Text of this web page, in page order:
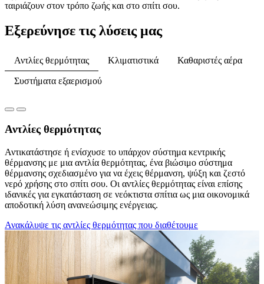
ταιριάζουν στον τρόπο ζωής και στο σπίτι σου.
Εξερεύνησε τις λύσεις μας
Αντλίες θερμότητας Κλιματιστικά Καθαριστές αέρα
Συστήματα εξαερισμού
Αντλίες θερμότητας
Αντικατάστησε ή ενίσχυσε το υπάρχον σύστημα κεντρικής
θέρμανσης με μια αντλία θερμότητας, ένα βιώσιμο σύστημα
θέρμανσης σχεδιασμένο για να έχεις θέρμανση, ψύξη και ζεστό
νερό χρήσης στο σπίτι σου. Οι αντλίες θερμότητας είναι επίσης
ιδανικές για εγκατάσταση σε νεόκτιστα σπίτια ως μια οικονομικά
αποδοτική λύση ανανεώσιμης ενέργειας.
Ανακάλυψε τις αντλίες θερμότητας που διαθέτουμε